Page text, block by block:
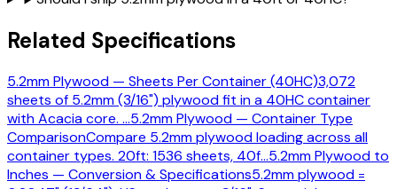
Related Specifications
5.2mm Plywood — Sheets Per Container (40HC)3,072
sheets of 5.2mm (3/16") plywood fit in a 40HC container
with Acacia core. …5.2mm Plywood — Container Type
ComparisonCompare 5.2mm plywood loading across all
container types. 20ft: 1536 sheets, 40f…5.2mm Plywood to
Inches — Conversion & Specifications5.2mm plywood =